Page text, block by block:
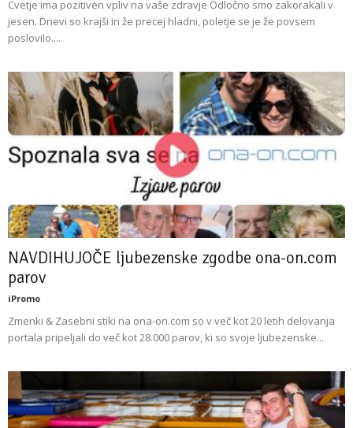
Cvetje ima pozitiven vpliv na vaše zdravje Odločno smo zakorakali v
jesen. Dnevi so krajši in že precej hladni, poletje se je že povsem
poslovilo....
NAVDIHUJOČE ljubezenske zgodbe ona-on.com
parov
iPromo
Zmenki & Zasebni stiki na ona-on.com so v več kot 20 letih delovanja
portala pripeljali do več kot 28.000 parov, ki so svoje ljubezenske...